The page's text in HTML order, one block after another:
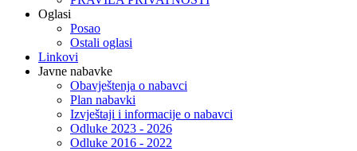
Oglasi
Posao
Ostali oglasi
Linkovi
Javne nabavke
Obavještenja o nabavci
Plan nabavki
Izvještaji i informacije o nabavci
Odluke 2023 - 2026
Odluke 2016 - 2022